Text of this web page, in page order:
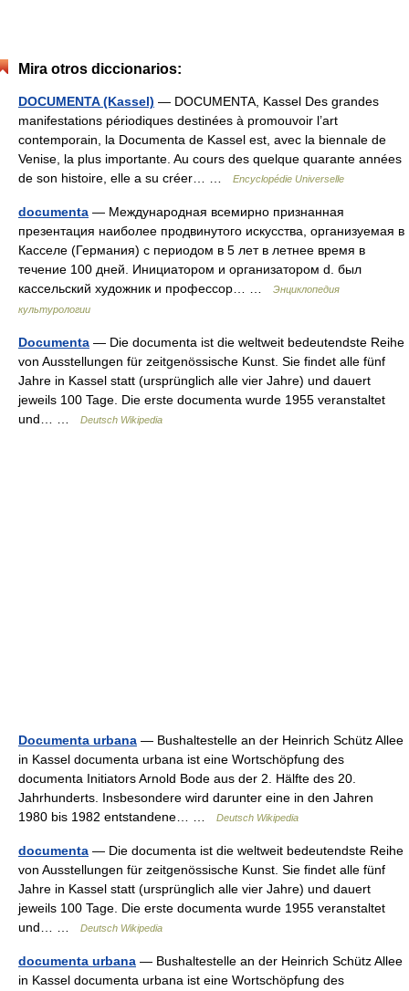
Mira otros diccionarios:
DOCUMENTA (Kassel) — DOCUMENTA, Kassel Des grandes
manifestations périodiques destinées à promouvoir l’art
contemporain, la Documenta de Kassel est, avec la biennale de
Venise, la plus importante. Au cours des quelque quarante années
de son histoire, elle a su créer… …
Encyclopédie Universelle
documenta — Международная всемирно признанная
презентация наиболее продвинутого искусства, организуемая в
Касселе (Германия) с периодом в 5 лет в летнее время в
течение 100 дней. Инициатором и организатором d. был
кассельский художник и профессор… …
Энциклопедия
культурологии
Documenta — Die documenta ist die weltweit bedeutendste Reihe
von Ausstellungen für zeitgenössische Kunst. Sie findet alle fünf
Jahre in Kassel statt (ursprünglich alle vier Jahre) und dauert
jeweils 100 Tage. Die erste documenta wurde 1955 veranstaltet
und… …
Deutsch Wikipedia
Documenta urbana — Bushaltestelle an der Heinrich Schütz Allee
in Kassel documenta urbana ist eine Wortschöpfung des
documenta Initiators Arnold Bode aus der 2. Hälfte des 20.
Jahrhunderts. Insbesondere wird darunter eine in den Jahren
1980 bis 1982 entstandene… …
Deutsch Wikipedia
documenta — Die documenta ist die weltweit bedeutendste Reihe
von Ausstellungen für zeitgenössische Kunst. Sie findet alle fünf
Jahre in Kassel statt (ursprünglich alle vier Jahre) und dauert
jeweils 100 Tage. Die erste documenta wurde 1955 veranstaltet
und… …
Deutsch Wikipedia
documenta urbana — Bushaltestelle an der Heinrich Schütz Allee
in Kassel documenta urbana ist eine Wortschöpfung des